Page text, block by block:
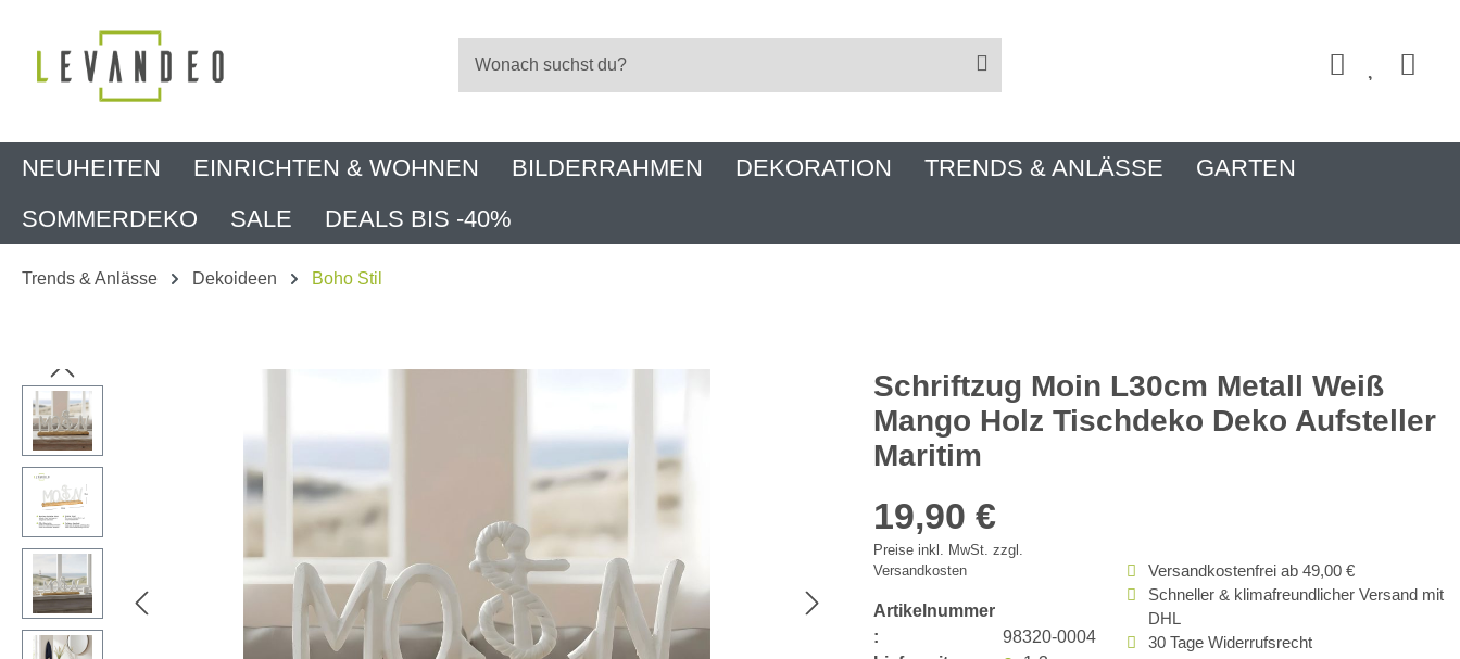
NEUHEITEN EINRICHTEN & WOHNEN BILDERRAHMEN DEKORATION TRENDS & ANLÄSSE
GARTEN
SOMMERDEKO
SALE DEALS BIS -40%
Trends & Anlässe Dekoideen Boho Stil
Bildergalerie überspringen
Schriftzug Moin L30cm Metall Weiß
Mango Holz Tischdeko Deko Aufsteller
Maritim
19,90 €
Preise inkl. MwSt. zzgl.
Versandkosten
Artikelnummer
:
98320-0004
Versandkostenfrei ab 49,00 €
Schneller & klimafreundlicher Versand mit
DHL
30 Tage Widerrufsrecht